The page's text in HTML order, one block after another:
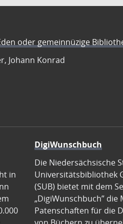
oder gemeinnüzige
Johann Konrad
in
DigiWunschbuch
Die Niedersächsische
Universitätsbibliothek
(SUB) bietet mit dem
„DigiWunschbuch” die
Patenschaften für die